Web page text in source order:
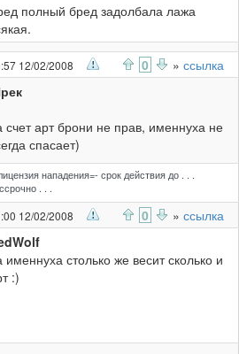
полный бред задолбала лажа
12/02/2008 0 » ссылка
счет арт брони не прав, именнуха не
спасает)
нападения=- срок действия до . . .
. . .
12/02/2008 0 » ссылка
именнуха столько же весит сколько и
:)